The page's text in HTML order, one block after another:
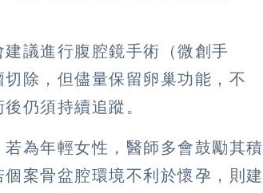
議進行腹腔鏡手術（微創手
除，但儘量保留卵巢功能，不
仍須持續追蹤。
為年輕女性，醫師多會鼓勵其積
案骨盆腔環境不利於懷孕，則建